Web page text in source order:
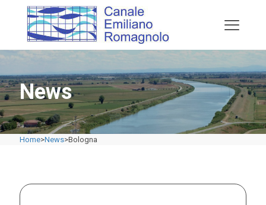
News
Home>News>Bologna